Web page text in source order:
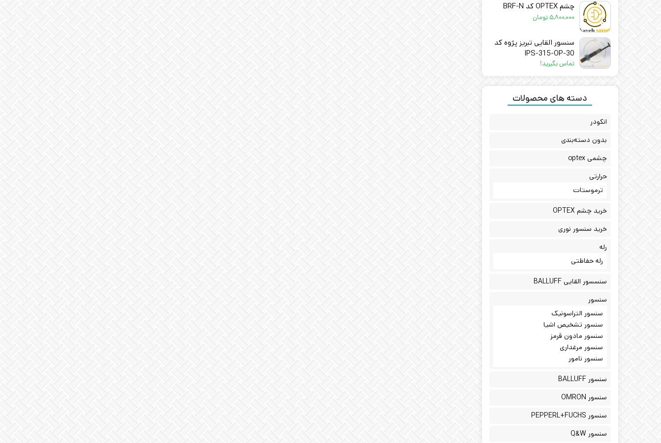
چشم OPTEX کد BRF-N
۵,۸۰۰,۰۰۰تومان
سنسور القایی تبریز پژوه کد
IPS-315-OP-30
تماس بگیرید!
دسته های محصولات
انکودر
بدون دسته‌بندی
چشمی optex
حرارتی
ترموستات
خرید چشم OPTEX
خرید سنسور نوری
رله
رله حفاظتی
سنسسور القایی BALLUFF
سنسور
سنسور التراسونیک
سنسور تشخیص اشیا
سنسور مادون قرمز
سنسور مرغداری
سنسور نامور
سنسور BALLUFF
سنسور OMRON
سنسور PEPPERL+FUCHS
سنسور Q&W